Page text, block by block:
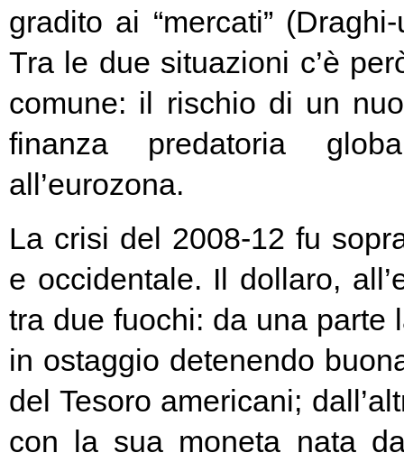
gradito ai “mercati”
Tra le due situazioni c’è
comune: il rischio di un
finanza predatoria
all’eurozona.
La crisi del 2008-12 fu
e occidentale. Il dollaro,
tra due fuochi: da una parte
in ostaggio detenendo
del Tesoro americani;
con la sua moneta nata